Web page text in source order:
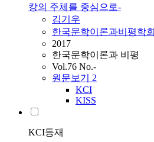
캉의 주체를 중심으로-
김기우
한국문학이론과비평학회
2017
한국문학이론과 비평
Vol.76 No.-
원문보기 2
KCI
KISS
KCI등재